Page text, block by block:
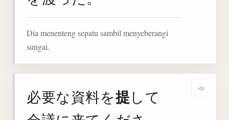
Dia menenteng sepatu sambil menyeberangi
sungai.
必要な資料を提して